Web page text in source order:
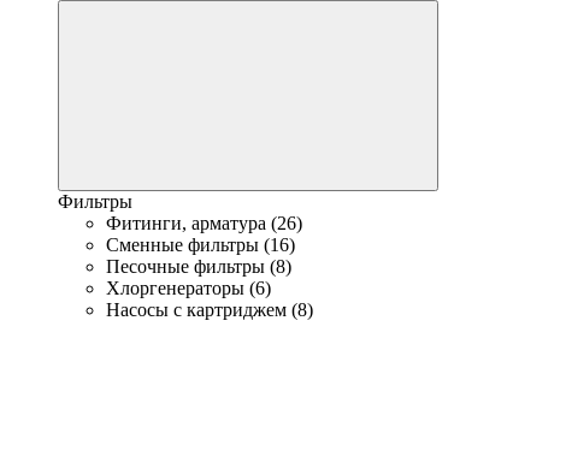
Фильтры
Фитинги, арматура (26)
Сменные фильтры (16)
Песочные фильтры (8)
Хлоргенераторы (6)
Насосы с картриджем (8)